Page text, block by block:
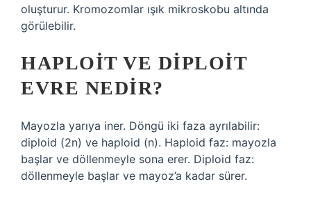
oluşturur. Kromozomlar ışık mikroskobu altında
görülebilir.
HAPLOIT VE DIPLOIT
EVRE NEDIR?
Mayozla yarıya iner. Döngü iki faza ayrılabilir:
diploid (2n) ve haploid (n). Haploid faz: mayozla
başlar ve döllenmeyle sona erer. Diploid faz:
döllenmeyle başlar ve mayoz’a kadar sürer.